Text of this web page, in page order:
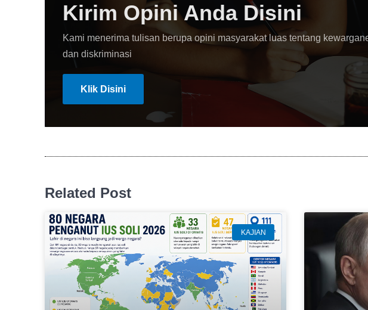
Kirim Opini Anda Disini
Kami menerima tulisan berupa opini masyarakat luas tentang
dan diskriminasi
Klik Disini
Related Post
KAJIAN